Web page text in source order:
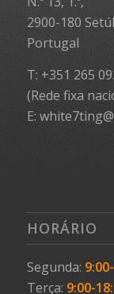
2900-180
Portugal
T: +351 265
(Rede fixa
E:
HORÁRIO
Segunda:
Terça: 9:00-